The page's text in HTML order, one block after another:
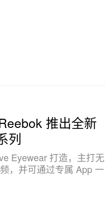
推出全新
列
Eyewear 打造，主打无
，并可通过专属 App 一